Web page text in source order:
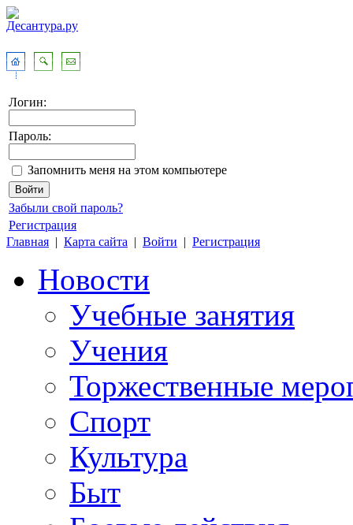
Логин:
Пароль:
Запомнить меня на этом компьютере
Забыли свой пароль?
Регистрация
Главная | Карта сайта | Войти | Регистрация
Новости
Учебные занятия
Учения
Торжественные
Спорт
Культура
Быт